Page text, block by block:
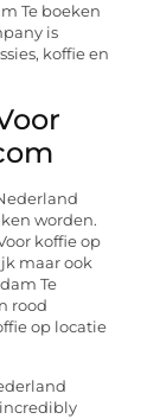
Te boeken
is
koffie en
worden.
koffie op
maar ook
Te
rood
op locatie